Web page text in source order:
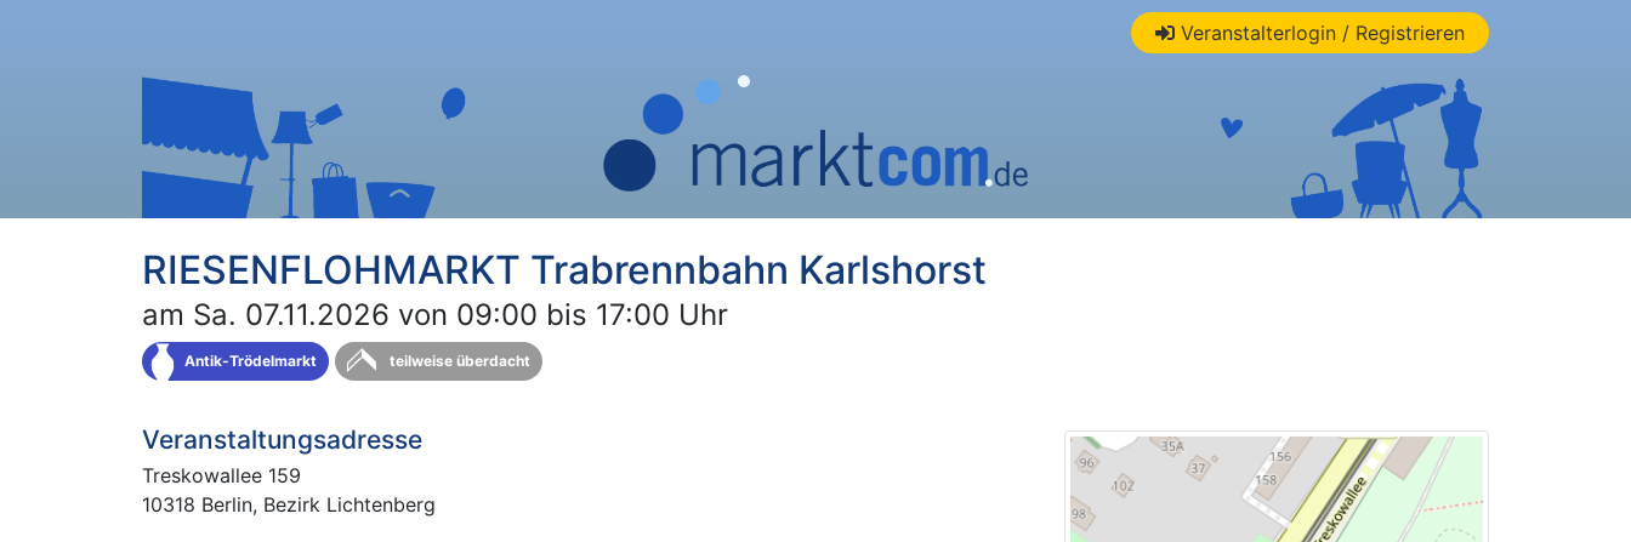
Veranstalterlogin / Registrieren
RIESENFLOHMARKT Trabrennbahn Karlshorst
am Sa. 07.11.2026 von 09:00 bis 17:00 Uhr
Antik-Trödelmarkt teilweise überdacht
Veranstaltungsadresse
Treskowallee 159
10318 Berlin, Bezirk Lichtenberg